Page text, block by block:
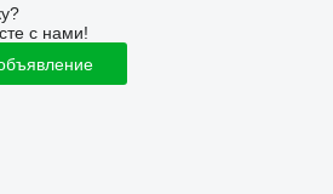
с нами!